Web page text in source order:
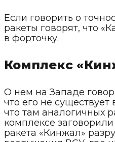
Если говорить о
ракеты говорят, что
в форточку.
Комплекс
О нем на Западе
что его не существует
что там аналогичных
комплексе
ракета «Кинжал»